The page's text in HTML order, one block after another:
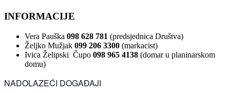
INFORMACIJE
Vera Pauška 098 628 781 (predsjednica Društva)
Željko Mužjak 099 206 3300 (markacist)
Ivica Želipski Čupo 098 965 4138 (domar u planinarskom
domu)
NADOLAZEĆI DOGAĐAJI